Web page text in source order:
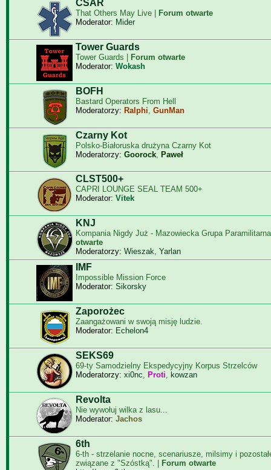
CSAR
That Others May Live |
Forum otwarte
Moderator: Mider
Tower Guards
Tower Guards |
Forum otwarte
Moderator: Wokash
BOFH
Bastard Operators From Hell
Moderatorzy: Ralphi, GunMan
Czarny Kot
Polsko-Białoruska drużyna Czarny Kot
Moderatorzy: Goorock, Paweł
CLST500+
CAPRI LOUNGE SEAL TEAM 500+
Moderator: Vitek
KNJ
Kompania Nigdy Już - Mazowiecka Grupa
otwarte
Moderatorzy: Wieszak, Yarlan
IMF
Impossible Mission Force
Moderator: Sikorsky
Zaporożec
Zaangażowani w swoją misję ludzie.
Moderator: Echelon4
SEKS69
69-ty Samodzielny Ekspedycyjny Korpus Strzelców
Moderatorzy: xi0nc, Proti, kowzan
Revolta
Nie wywołuj wilka z lasu...
Moderator: Jachos
6th
6-th - strzelanie nocne, scenariusze, milsimy i
związane z "Szóstką". |
Forum otwarte